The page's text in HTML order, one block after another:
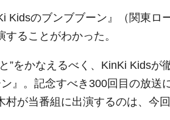
Kidsのブンブブーン』（関東ロ
ることがわかった。
”をかなえるべく、KinKi Kids
』。記念すべき300回目の放送
が当番組に出演するのは、今回